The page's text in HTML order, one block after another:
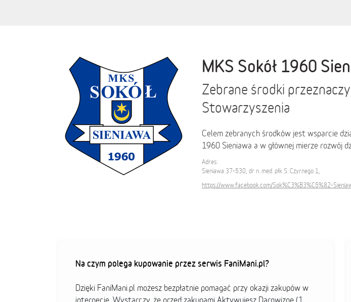
MKS Sokół 1960
Zebrane środki
Stowarzyszenia
Celem zebranych środków jest wsparcie
1960 Sieniawa a w głównej mierze rozwój
Adres:
Sieniawa 37-530, dr n. med. płk S. Czyrnego 1,
https://www.facebook.com/Sok%C3%B3%C5%82-
Na czym polega kupowanie przez serwis FaniMani.pl?
Dzięki FaniMani.pl możesz bezpłatnie pomagać przy okazji zakupów w
internecie. Wystarczy, że przed zakupami Aktywujesz Darowiznę (1